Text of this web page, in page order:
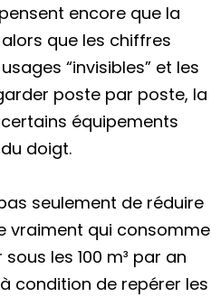
encore que la
que les chiffres
“invisibles” et les
poste par poste, la
équipements
doigt.
seulement de réduire
vraiment qui consomme
les 100 m³ par an
condition de repérer les